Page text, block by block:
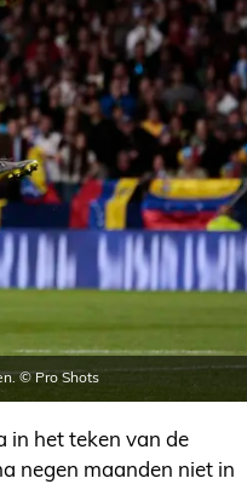
© Pro Shots
in het teken van de
negen maanden niet in